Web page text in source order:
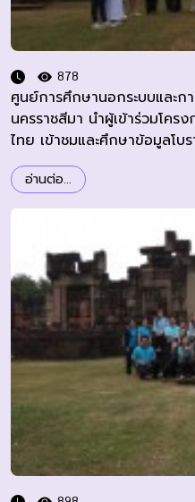
878
ศูนย์การศึกษานอกระบบและก
นครราชสีมา นำผู้เข้าร่วมโคร
ไทย เข้าชมและศึกษาข้อมูลโ
เมืองนครราชสีมา จังหวัดนครร
อ่านต่อ...